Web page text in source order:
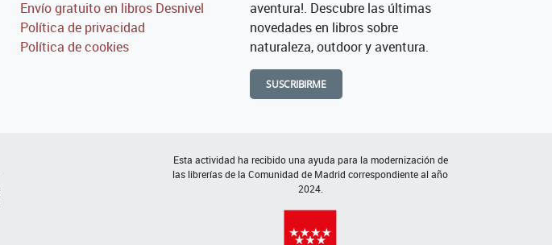
Envío gratuito en libros Desnivel
Política de privacidad
Política de cookies
aventura!. Descubre las últimas
novedades en libros sobre
naturaleza, outdoor y aventura.
SUSCRIBIRME
Esta actividad ha recibido una ayuda para la modernización de
las librerías de la Comunidad de Madrid correspondiente al año
2024.